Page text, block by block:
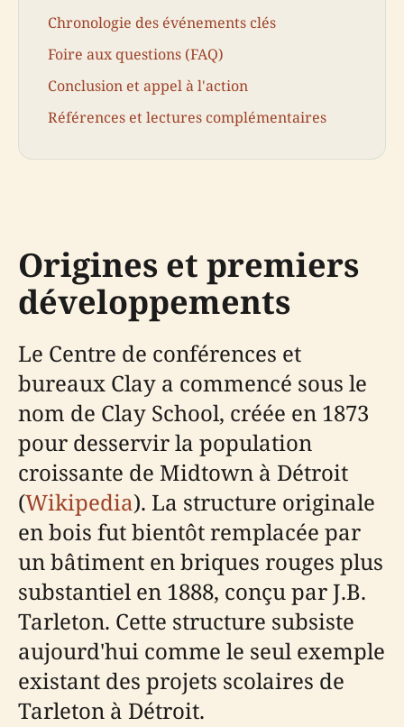
Chronologie des événements clés
Foire aux questions (FAQ)
Conclusion et appel à l'action
Références et lectures complémentaires
Origines et premiers
développements
Le Centre de conférences et
bureaux Clay a commencé sous le
nom de Clay School, créée en 1873
pour desservir la population
croissante de Midtown à Détroit
(Wikipedia). La structure originale
en bois fut bientôt remplacée par
un bâtiment en briques rouges plus
substantiel en 1888, conçu par J.B.
Tarleton. Cette structure subsiste
aujourd'hui comme le seul exemple
existant des projets scolaires de
Tarleton à Détroit.